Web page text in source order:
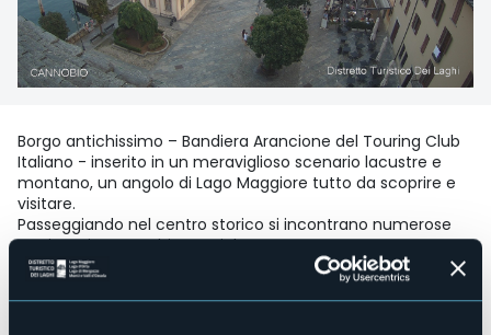
Borgo antichissimo – Bandiera Arancione del Touring Club
Italiano - inserito in un meraviglioso scenario lacustre e
montano, un angolo di Lago Maggiore tutto da scoprire e
visitare.
Passeggiando nel centro storico si incontrano numerose
testimonianze architettoniche.
Tra gli eventi imperdibili elenchiamo, proprio a gennaio, la
“Processione del S.Miracolo” con i lumineri, la cena delle
luganighe e la “Marcia dei Lanternitt”. A febbraio,